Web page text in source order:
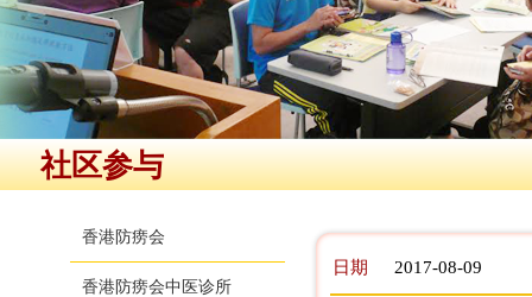
社区参与
香港防痨会
香港防痨会中医诊所
日期 2017-08-09